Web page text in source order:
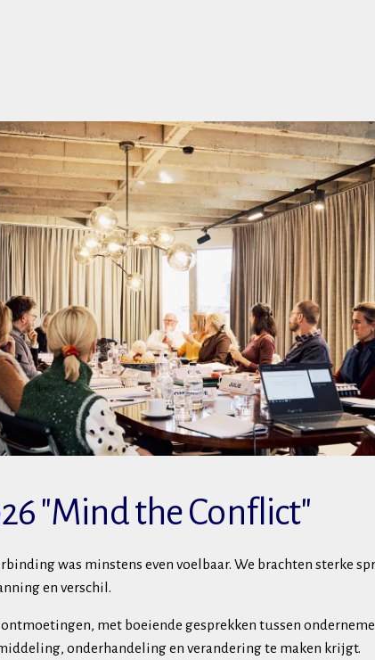
"Mind the Conflict"
was minstens even voelbaar. We brachten sterke
en verschil.
met boeiende gesprekken tussen
onderhandeling en verandering te maken krijgt.